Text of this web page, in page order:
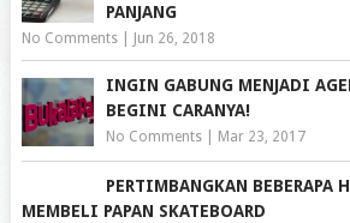
PANJANG
No Comments| Jun 26, 2018
INGIN GABUNG MENJADI
BEGINI CARANYA!
No Comments| Mar 23, 2017
PERTIMBANGKAN BEBERAPA
MEMBELI PAPAN SKATEBOARD